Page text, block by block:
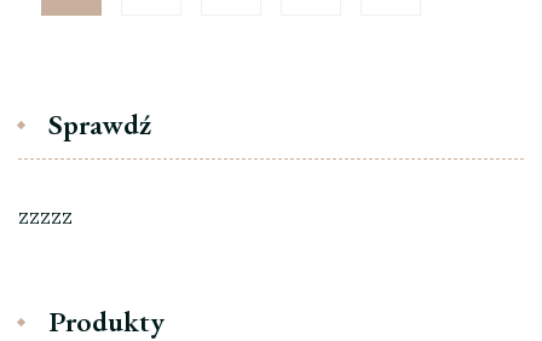
Sprawdź
zzzzz
Produkty